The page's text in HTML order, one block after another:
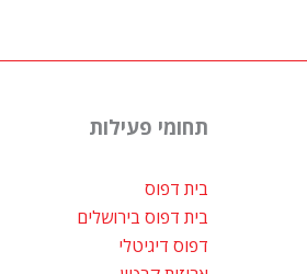
תחומי פעילות
בית דפוס
בית דפוס בירושלים
דפוס דיגיטלי